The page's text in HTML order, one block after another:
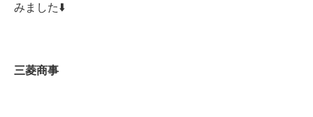
みました⬇️
三菱商事